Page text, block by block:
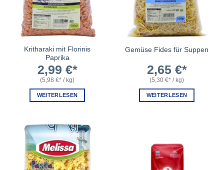
Kritharaki mit Florinis
Paprika
2,99 €
(5,98 € /kg)
WEITERLESEN
Gemüse Fides für Suppen
2,65 €
(5,30 € /kg)
WEITERLESEN